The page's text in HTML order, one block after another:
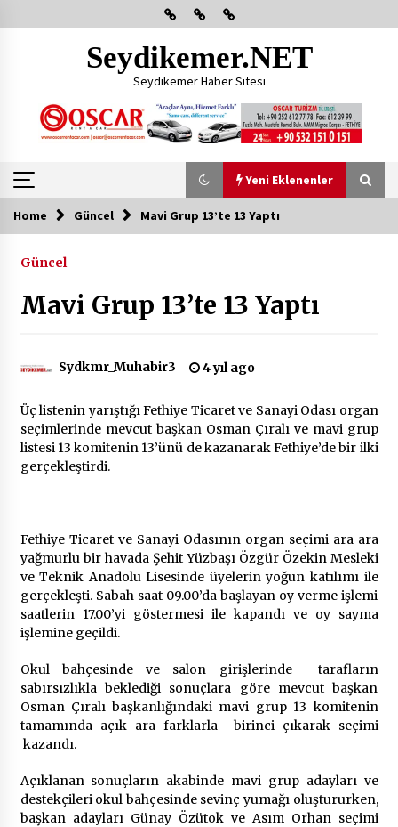
to
Seydikemer.NET
Seydikemer Haber Sitesi
Yeni Eklenenler
Yeni Eklenenler
2 ay ago
CHP FETHİYE’DEN “ÜYE BULUŞMASI” ETKİNLİĞİ
Çevre Bilinci Sahneye Taşınıyor: Çocuklardan
“Temiz Fethiye” Oyunu
2 ay ago
FETHİYE BELEDİYESİ HAZİRAN AYI MECLİS
TOPLANTISI GERÇEKLEŞTİRİLDİ
HAYIRSEVER DİNÇER AKYALI’DAN EĞİTİME
DESTEK
2 ay ago
Muğla İçin Yollarda
2 ay ago
Home Güncel Mavi Grup 13’te 13 Yaptı
Güncel
Mavi Grup 13’te 13 Yaptı
Sydkmr_Muhabir3 4 yıl ago
Üç listenin yarıştığı Fethiye Ticaret ve Sanayi Odası organ
seçimlerinde mevcut başkan Osman Çıralı ve mavi grup
listesi 13 komitenin 13’ünü de kazanarak Fethiye’de bir ilki
gerçekleştirdi.
Fethiye Ticaret ve Sanayi Odasının organ seçimi ara ara
yağmurlu bir havada Şehit Yüzbaşı Özgür Özekin Mesleki
ve Teknik Anadolu Lisesinde üyelerin yoğun katılımı ile
gerçekleşti. Sabah saat 09.00’da başlayan oy verme işlemi
saatlerin 17.00’yi göstermesi ile kapandı ve oy sayma
işlemine geçildi.
Okul bahçesinde ve salon girişlerinde tarafların
sabırsızlıkla beklediği sonuçlara göre mevcut başkan
Osman Çıralı başkanlığındaki mavi grup 13 komitenin
tamamında açık ara farklarla birinci çıkarak seçimi
kazandı.
Açıklanan sonuçların akabinde mavi grup adayları ve
destekçileri okul bahçesinde sevinç yumağı oluştururken,
başkan adayları Günay Özütok ve Asım Orhan seçimi